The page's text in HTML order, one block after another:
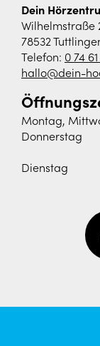
Dein
Wilhelmstraße
78532
Telefon: 0 74
hallo@dein-
Montag,
Donnerstag
Dienstag